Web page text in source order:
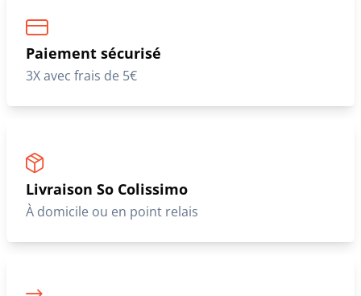
Paiement sécurisé
3X avec frais de 5€
Livraison So Colissimo
À domicile ou en point relais